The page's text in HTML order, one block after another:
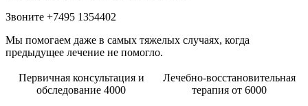
Звоните +7495 1354402
Мы помогаем даже в самых тяжелых случаях, когда
предыдущее лечение не помогло.
Первичная консультация и
обследование 4000
Лечебно-восстановительная
терапия от 6000